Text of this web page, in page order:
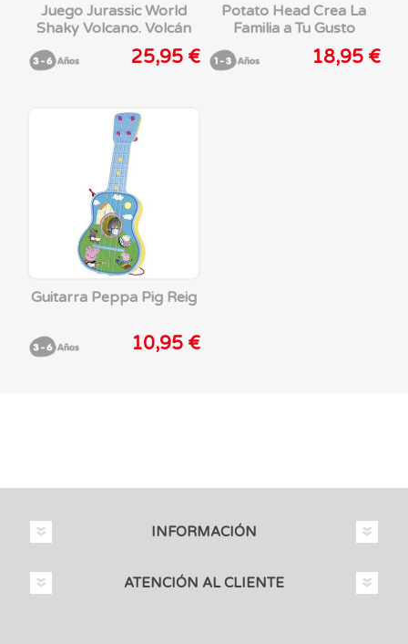
Juego Jurassic World
Shaky Volcano. Volcán
en erupción inestable
con dinosaurios para
25,95 €
Potato Head Crea La
Familia a Tu Gusto
18,95 €
Guitarra Peppa Pig Reig
10,95 €
INFORMACIÓN
ATENCIÓN AL CLIENTE